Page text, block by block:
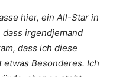
hier, ein All-Star in
irgendjemand
dass ich diese
Besonderes. Ich